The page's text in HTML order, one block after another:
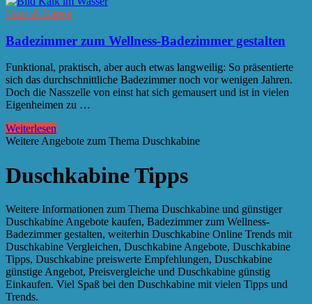
Haus & Garten
Badezimmer zum Wellness-Badezimmer gestalten
Funktional, praktisch, aber auch etwas langweilig: So präsentierte
sich das durchschnittliche Badezimmer noch vor wenigen Jahren.
Doch die Nasszelle von einst hat sich gemausert und ist in vielen
Eigenheimen zu …
Weiterlesen
Weitere Angebote zum Thema Duschkabine
Duschkabine Tipps
Weitere Informationen zum Thema Duschkabine und günstiger
Duschkabine Angebote kaufen, Badezimmer zum Wellness-
Badezimmer gestalten, weiterhin Duschkabine Online Trends mit
Duschkabine Vergleichen, Duschkabine Angebote, Duschkabine
Tipps, Duschkabine preiswerte Empfehlungen, Duschkabine
günstige Angebot, Preisvergleiche und Duschkabine günstig
Einkaufen. Viel Spaß bei den Duschkabine mit vielen Tipps und
Trends.